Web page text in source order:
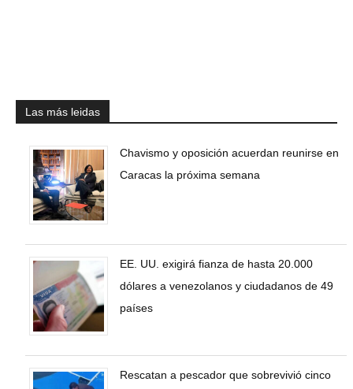
Las más leidas
Chavismo y oposición acuerdan reunirse en
Caracas la próxima semana
EE. UU. exigirá fianza de hasta 20.000
dólares a venezolanos y ciudadanos de 49
países
Rescatan a pescador que sobrevivió cinco